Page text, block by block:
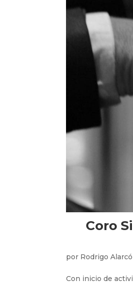
Coro
por Rodrigo
Con inicio de